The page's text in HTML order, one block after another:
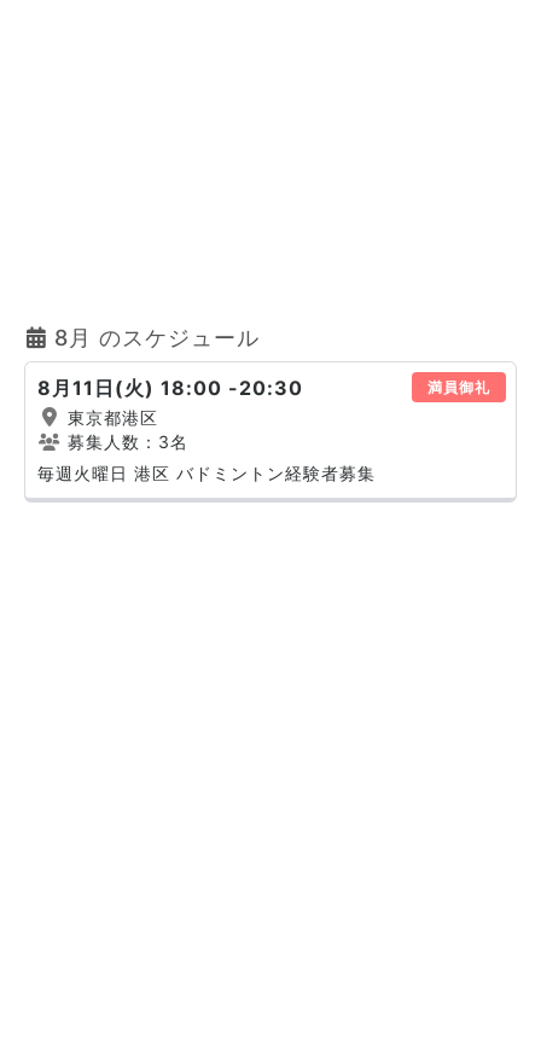
8月 のスケジュール
8月11日(火) 18:00 -20:30 満員御礼
東京都港区
募集人数：3名
毎週火曜日 港区 バドミントン経験者募集